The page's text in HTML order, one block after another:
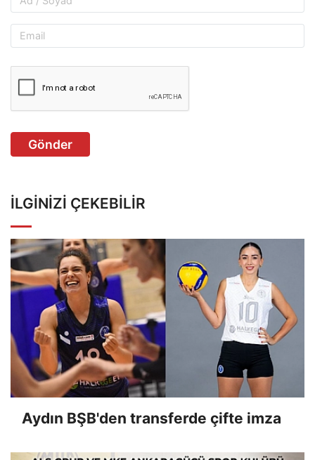
Gönder
İLGINIZI ÇEKEBILIR
Aydın BŞB'den transferde çifte imza